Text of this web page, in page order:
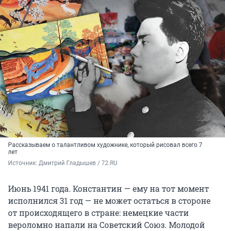
Рассказываем о талантливом художнике, который рисовал всего 7
лет
Источник: Дмитрий Гладышев / 72.RU
Июнь 1941 года. Константин — ему на тот момент
исполнился 31 год — не может остаться в стороне
от происходящего в стране: немецкие части
вероломно напали на Советский Союз. Молодой